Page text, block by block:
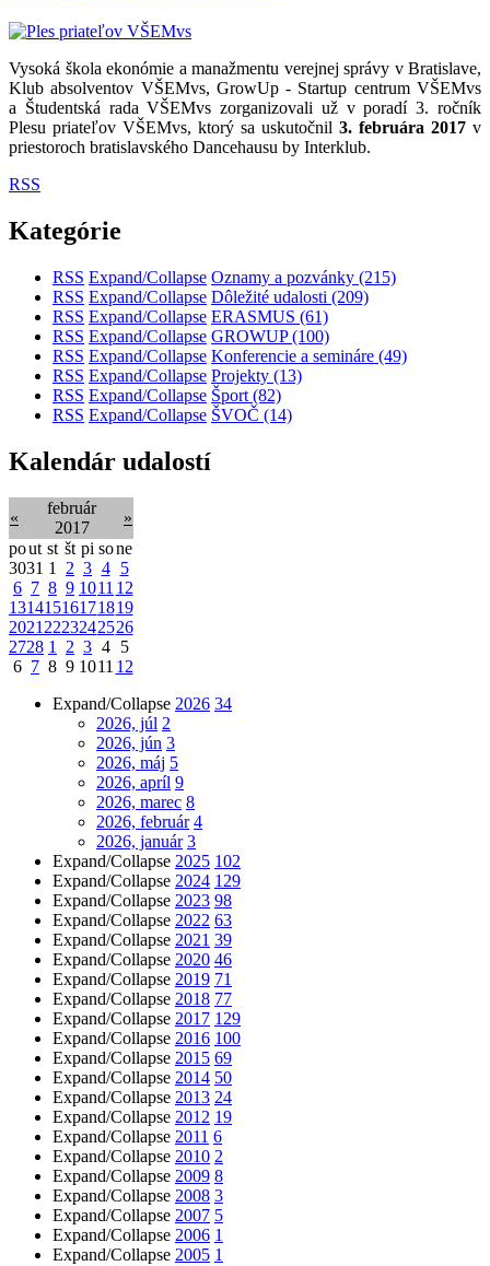
Vysoká škola ekonómie a manažmentu verejnej správy v Bratislave,
Klub absolventov VŠEMvs, GrowUp - Startup centrum VŠEMvs
a Študentská rada VŠEMvs zorganizovali už v poradí 3. ročník
Plesu priateľov VŠEMvs, ktorý sa uskutočnil 3. februára 2017 v
priestoroch bratislavského Dancehausu by Interklub.
RSS
Kategórie
RSS Expand/Collapse Oznamy a pozvánky (215)
RSS Expand/Collapse Dôležité udalosti (209)
RSS Expand/Collapse ERASMUS (61)
RSS Expand/Collapse GROWUP(100)
RSS Expand/Collapse Konferencie a semináre (49)
RSS Expand/Collapse Projekty (13)
RSS Expand/Collapse Šport (82)
RSS Expand/Collapse ŠVOČ (14)
Kalendár udalostí
«
február
2017
»
pout st št pi sone
3031 1 2 3 4
5
6 7 8 9 1011 12
13141516171819
20212223242526
2728 1 2 3 4
5
6 7 8 9 1011 12
Expand/Collapse 2026 34
2026, júl 2
2026, jún 3
2026, máj 5
2026, apríl 9
2026, marec 8
2026, február 4
2026, január 3
Expand/Collapse 2025 102
Expand/Collapse 2024 129
Expand/Collapse 2023 98
Expand/Collapse 2022 63
Expand/Collapse 2021 39
Expand/Collapse 2020 46
Expand/Collapse 2019 71
Expand/Collapse 2018 77
Expand/Collapse 2017 129
Expand/Collapse 2016 100
Expand/Collapse 2015 69
Expand/Collapse 2014 50
Expand/Collapse 2013 24
Expand/Collapse 2012 19
Expand/Collapse 2011 6
Expand/Collapse 2010 2
Expand/Collapse 2009 8
Expand/Collapse 2008 3
Expand/Collapse 2007 5
Expand/Collapse 2006 1
Expand/Collapse 2005 1